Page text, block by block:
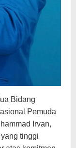
Bidang
Pemuda
Irvan,
tinggi